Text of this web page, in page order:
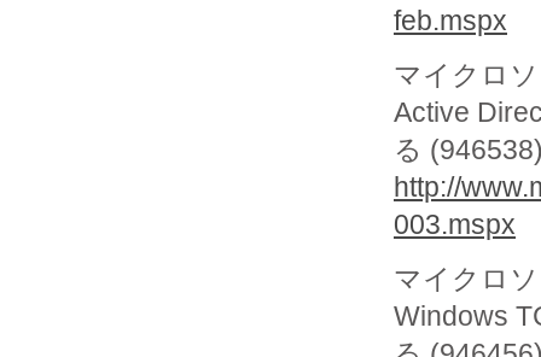
feb.mspx
マイクロ
Active
る
http://
003.mspx
マイクロ
Windows